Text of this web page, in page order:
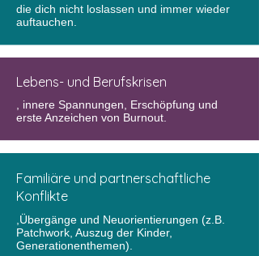
die dich nicht loslassen und immer wieder
auftauchen.
Lebens- und Berufskrisen
, innere Spannungen, Erschöpfung und
erste Anzeichen von Burnout.
Familiäre und partnerschaftliche
Konflikte
,Übergänge und Neuorientierungen (z.B.
Patchwork, Auszug der Kinder,
Generationenthemen).